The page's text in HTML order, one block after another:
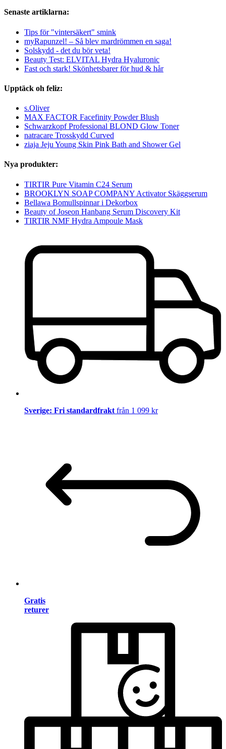
Senaste artiklarna:
Tips för "vintersäkert" smink
myRapunzel! – Så blev mardrömmen en saga!
Solskydd - det du bör veta!
Beauty Test: ELVITAL Hydra Hyaluronic
Fast och stark! Skönhetsbarer för hud & hår
Upptäck oh feliz:
s.Oliver
MAX FACTOR Facefinity Powder Blush
Schwarzkopf Professional BLOND Glow Toner
natracare Trosskydd Curved
ziaja Jeju Young Skin Pink Bath and Shower Gel
Nya produkter:
TIRTIR Pure Vitamin C24 Serum
BROOKLYN SOAP COMPANY Activator Skäggserum
Bellawa Bomullspinnar i Dekorbox
Beauty of Joseon Hanbang Serum Discovery Kit
TIRTIR NMF Hydra Ampoule Mask
Sverige: Fri standardfrakt från 1 099 kr
Gratis
returer